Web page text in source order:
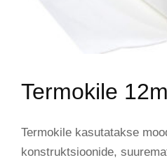
Termokile 12m
Termokile kasutatakse
konstruktsioonide,